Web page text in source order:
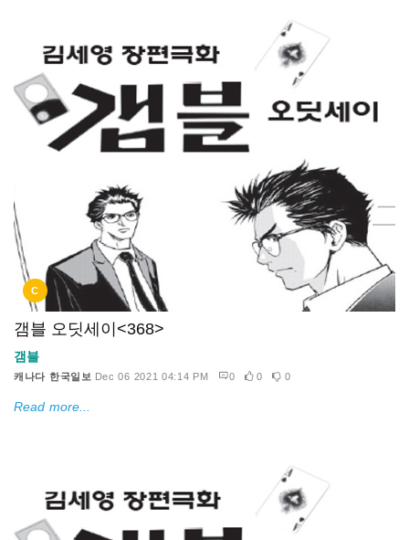
C
갬블 오딧세이<368>
갬블
캐나다 한국일보 Dec 06 2021 04:14 PM 0 0 0
Read more...